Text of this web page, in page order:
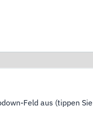
Feld aus (tippen